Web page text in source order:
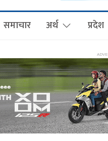
समाचार अर्थ प्रदेश